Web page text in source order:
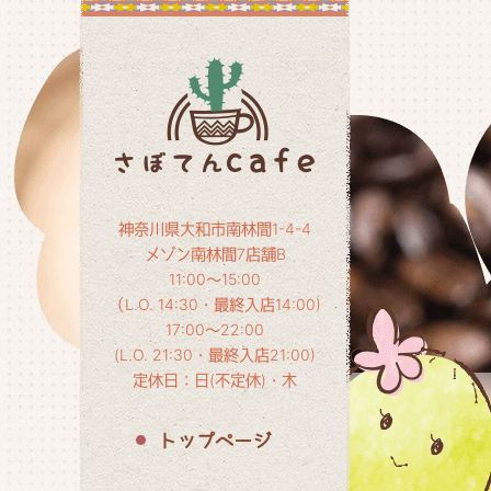
神奈川県大和市南林間1-4-4
メゾン南林間7店舗B
11:00～15:00
（L.O. 14:30・最終入店14:00)
17:00～22:00
(L.O. 21:30・最終入店21:00)
定休日：日(不定休)・木